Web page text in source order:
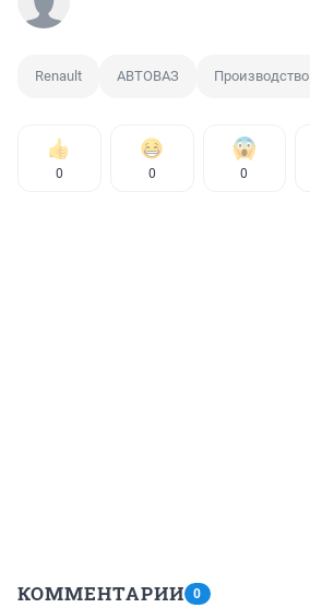
Renault АВТОВАЗ Производство
0 0 0
КОММЕНТАРИИ 0